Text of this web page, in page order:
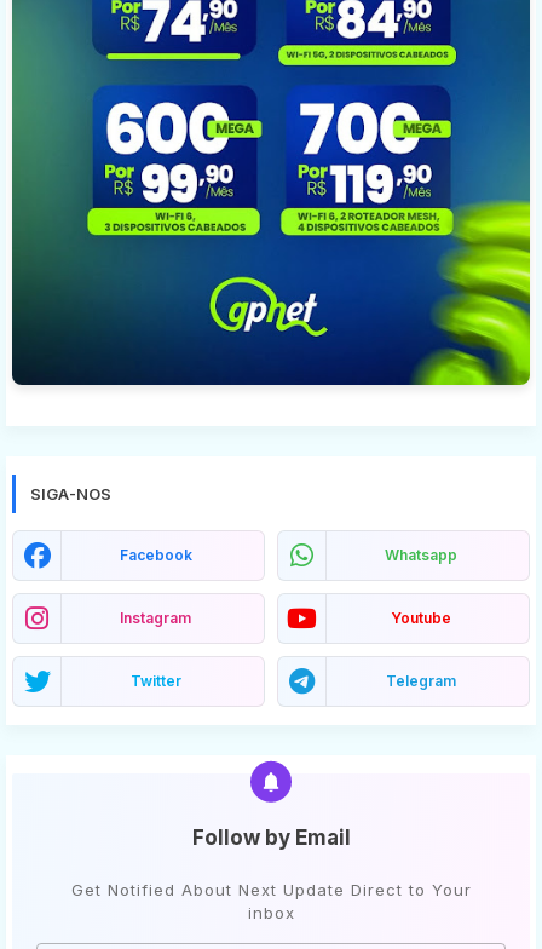
SIGA-NOS
Facebook Whatsapp
Instagram Youtube
Twitter Telegram
Follow by Email
Get Notified About Next Update Direct to Your
inbox